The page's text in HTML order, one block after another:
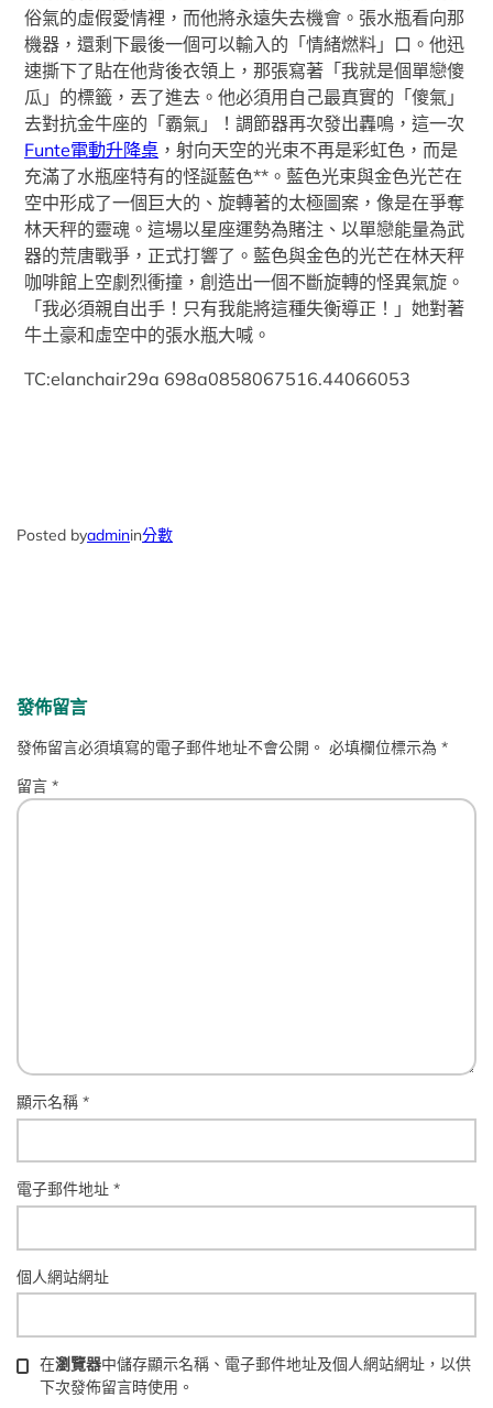
俗氣的虛假愛情裡，而他將永遠失去機會。張水瓶看向那
機器，還剩下最後一個可以輸入的「情緒燃料」口。他迅
速撕下了貼在他背後衣領上，那張寫著「我就是個單戀傻
瓜」的標籤，丟了進去。他必須用自己最真實的「傻氣」
去對抗金牛座的「霸氣」！調節器再次發出轟鳴，這一次
Funte電動升降桌 ，射向天空的光束不再是彩虹色，而是
充滿了水瓶座特有的怪誕藍色**。藍色光束與金色光芒在
空中形成了一個巨大的、旋轉著的太極圖案，像是在爭奪
林天秤的靈魂。這場以星座運勢為賭注、以單戀能量為武
器的荒唐戰爭，正式打響了。藍色與金色的光芒在林天秤
咖啡館上空劇烈衝撞，創造出一個不斷旋轉的怪異氣旋。
「我必須親自出手！只有我能將這種失衡導正！」她對著
牛土豪和虛空中的張水瓶大喊。
TC:elanchair29a 698a0858067516.44066053
Posted byadminin分數
發佈留言
發佈留言必須填寫的電子郵件地址不會公開。 必填欄位標示為*
留言*
顯示名稱*
電子郵件地址*
個人網站網址
在瀏覽器中儲存顯示名稱、電子郵件地址及個人網站網址，以供
下次發佈留言時使用。